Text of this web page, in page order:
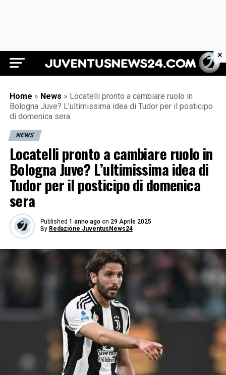
Juventus News 24
Home » News » Locatelli pronto a cambiare ruolo in
Bologna Juve? L’ultimissima idea di Tudor per il posticipo
di domenica sera
NEWS
Locatelli pronto a cambiare ruolo in
Bologna Juve? L’ultimissima idea di
Tudor per il posticipo di domenica
sera
Published 1 anno ago on 29 Aprile 2025
By Redazione JuventusNews24
×